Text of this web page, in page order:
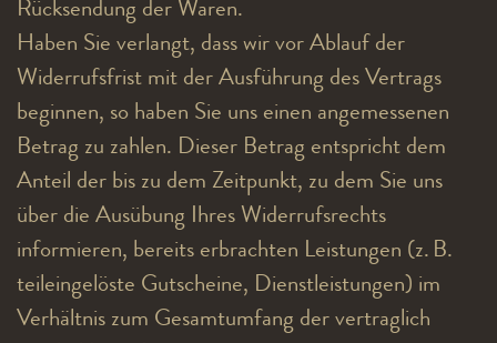
Rücksendung der Waren.
Haben Sie verlangt, dass wir vor Ablauf der
Widerrufsfrist mit der Ausführung des Vertrags
beginnen, so haben Sie uns einen angemessenen
Betrag zu zahlen. Dieser Betrag entspricht dem
Anteil der bis zu dem Zeitpunkt, zu dem Sie uns
über die Ausübung Ihres Widerrufsrechts
informieren, bereits erbrachten Leistungen (z. B.
teileingelöste Gutscheine, Dienstleistungen) im
Verhältnis zum Gesamtumfang der vertraglich